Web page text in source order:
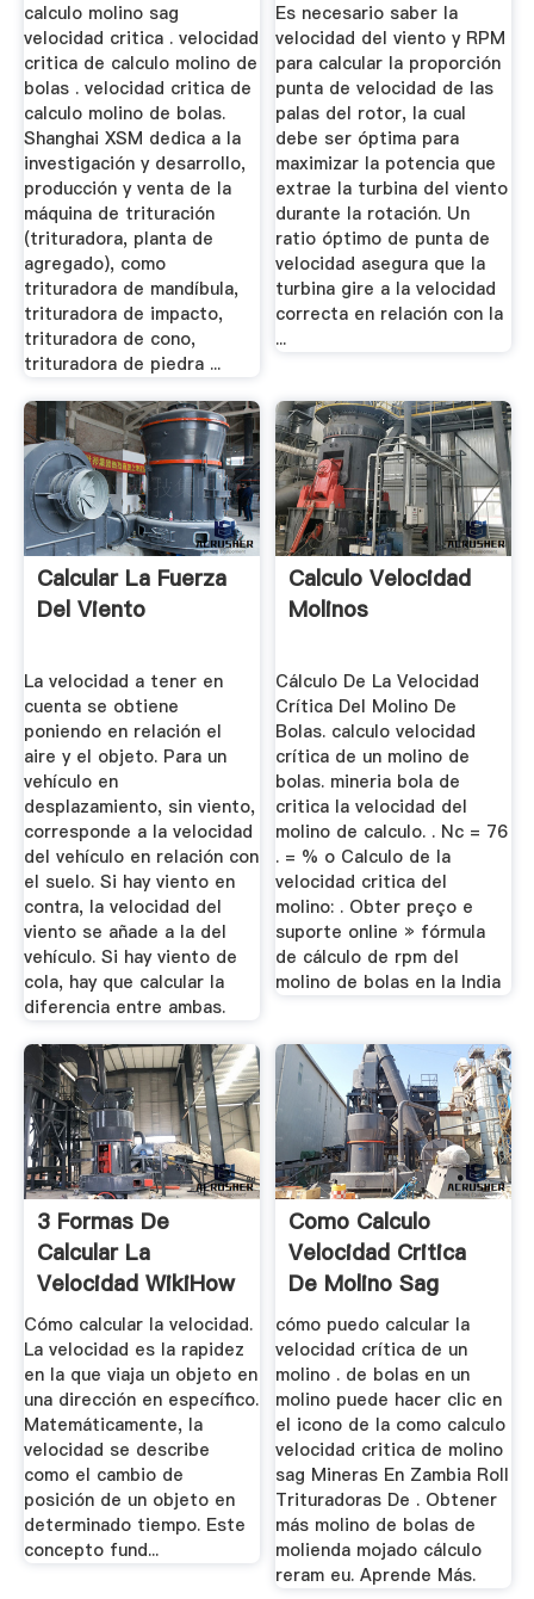
calculo molino sag
velocidad critica . velocidad
critica de calculo molino de
bolas . velocidad critica de
calculo molino de bolas.
Shanghai XSM dedica a la
investigación y desarrollo,
producción y venta de la
máquina de trituración
(trituradora, planta de
agregado), como
trituradora de mandíbula,
trituradora de impacto,
trituradora de cono,
trituradora de piedra ...
Es necesario saber la
velocidad del viento y RPM
para calcular la proporción
punta de velocidad de las
palas del rotor, la cual
debe ser óptima para
maximizar la potencia que
extrae la turbina del viento
durante la rotación. Un
ratio óptimo de punta de
velocidad asegura que la
turbina gire a la velocidad
correcta en relación con la
...
Calcular La Fuerza
Del Viento
La velocidad a tener en
cuenta se obtiene
poniendo en relación el
aire y el objeto. Para un
vehículo en
desplazamiento, sin viento,
corresponde a la velocidad
del vehículo en relación con
el suelo. Si hay viento en
contra, la velocidad del
viento se añade a la del
vehículo. Si hay viento de
cola, hay que calcular la
diferencia entre ambas.
Calculo Velocidad
Molinos
Cálculo De La Velocidad
Crítica Del Molino De
Bolas. calculo velocidad
crítica de un molino de
bolas. mineria bola de
critica la velocidad del
molino de calculo. . Nc = 76
. = % o Calculo de la
velocidad critica del
molino: . Obter preço e
suporte online » fórmula
de cálculo de rpm del
molino de bolas en la India
3 Formas De
Calcular La
Velocidad WikiHow
Cómo calcular la velocidad.
La velocidad es la rapidez
en la que viaja un objeto en
una dirección en específico.
Matemáticamente, la
velocidad se describe
como el cambio de
posición de un objeto en
determinado tiempo. Este
concepto fund...
Como Calculo
Velocidad Critica
De Molino Sag
cómo puedo calcular la
velocidad crítica de un
molino . de bolas en un
molino puede hacer clic en
el icono de la como calculo
velocidad critica de molino
sag Mineras En Zambia Roll
Trituradoras De . Obtener
más molino de bolas de
molienda mojado cálculo
reram eu. Aprende Más.